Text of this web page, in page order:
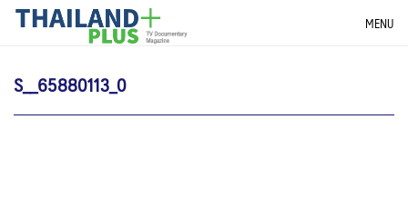
SkipTHAILANDPLUS NEWS MENU
S__65880113_0